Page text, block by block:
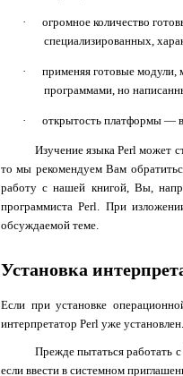
· огромное количество
специализированных,
· применяя готовые модули,
программами, но
· открытость платформы —
Изучение языкаPerl может
то мы рекомендуем Вам
работу с нашей книгой, Вы,
программистаPerl. При
обсуждаемой теме.
Установка
Если при установке
интерпретатор Perl уже
Прежде пытаться работать
если ввести в системном